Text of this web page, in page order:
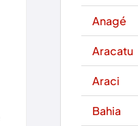
Anagé
Aracatu
Araci
Bahia